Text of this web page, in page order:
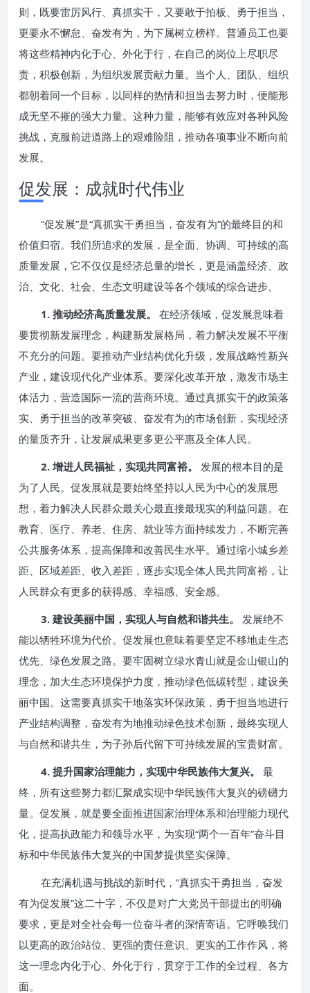
则，既要雷厉风行、真抓实干，又要敢于拍板、勇于担当，
更要永不懈怠、奋发有为，为下属树立榜样。普通员工也要
将这些精神内化于心、外化于行，在自己的岗位上尽职尽
责，积极创新，为组织发展贡献力量。当个人、团队、组织
都朝着同一个目标，以同样的热情和担当去努力时，便能形
成无坚不摧的强大力量。这种力量，能够有效应对各种风险
挑战，克服前进道路上的艰难险阻，推动各项事业不断向前
发展。
促发展：成就时代伟业
“促发展”是“真抓实干勇担当，奋发有为”的最终目的和
价值归宿。我们所追求的发展，是全面、协调、可持续的高
质量发展，它不仅仅是经济总量的增长，更是涵盖经济、政
治、文化、社会、生态文明建设等各个领域的综合进步。
1. 推动经济高质量发展。
在经济领域，促发展意味着
要贯彻新发展理念，构建新发展格局，着力解决发展不平衡
不充分的问题。要推动产业结构优化升级，发展战略性新兴
产业，建设现代化产业体系。要深化改革开放，激发市场主
体活力，营造国际一流的营商环境。通过真抓实干的政策落
实、勇于担当的改革突破、奋发有为的市场创新，实现经济
的量质齐升，让发展成果更多更公平惠及全体人民。
2. 增进人民福祉，实现共同富裕。
发展的根本目的是
为了人民。促发展就是要始终坚持以人民为中心的发展思
想，着力解决人民群众最关心最直接最现实的利益问题。在
教育、医疗、养老、住房、就业等方面持续发力，不断完善
公共服务体系，提高保障和改善民生水平。通过缩小城乡差
距、区域差距、收入差距，逐步实现全体人民共同富裕，让
人民群众有更多的获得感、幸福感、安全感。
3. 建设美丽中国，实现人与自然和谐共生。
发展绝不
能以牺牲环境为代价。促发展也意味着要坚定不移地走生态
优先、绿色发展之路。要牢固树立绿水青山就是金山银山的
理念，加大生态环境保护力度，推动绿色低碳转型，建设美
丽中国。这需要真抓实干地落实环保政策，勇于担当地进行
产业结构调整，奋发有为地推动绿色技术创新，最终实现人
与自然和谐共生，为子孙后代留下可持续发展的宝贵财富。
4. 提升国家治理能力，实现中华民族伟大复兴。
最
终，所有这些努力都汇聚成实现中华民族伟大复兴的磅礴力
量。促发展，就是要全面推进国家治理体系和治理能力现代
化，提高执政能力和领导水平，为实现“两个一百年”奋斗目
标和中华民族伟大复兴的中国梦提供坚实保障。
在充满机遇与挑战的新时代，“真抓实干勇担当，奋发
有为促发展”这二十字，不仅是对广大党员干部提出的明确
要求，更是对全社会每一位奋斗者的深情寄语。它呼唤我们
以更高的政治站位、更强的责任意识、更实的工作作风，将
这一理念内化于心、外化于行，贯穿于工作的全过程、各方
面。